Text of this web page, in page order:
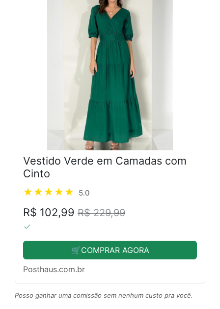
Vestido Verde em Camadas com
Cinto
5.0
R$ 102,99 R$ 229,99
🛒COMPRAR AGORA
Posthaus.com.br
Posso ganhar uma comissão sem nenhum custo pra você.